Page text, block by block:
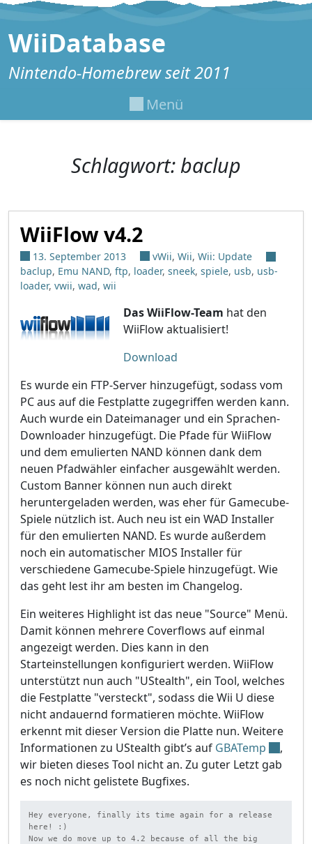
Zum Inhalt springen
WiiDatabase
Nintendo-Homebrew seit 2011
Menü
Schlagwort: baclup
WiiFlow v4.2
13. September 2013 vWii, Wii, Wii: Update
baclup, Emu NAND, ftp, loader, sneek, spiele, usb, usb-
loader, vwii, wad, wii
Das WiiFlow-Team hat den
WiiFlow aktualisiert!
Download
Es wurde ein FTP-Server hinzugefügt, sodass vom
PC aus auf die Festplatte zugegriffen werden kann.
Auch wurde ein Dateimanager und ein Sprachen-
Downloader hinzugefügt. Die Pfade für WiiFlow
und dem emulierten NAND können dank dem
neuen Pfadwähler einfacher ausgewählt werden.
Custom Banner können nun auch direkt
heruntergeladen werden, was eher für Gamecube-
Spiele nützlich ist. Auch neu ist ein WAD Installer
für den emulierten NAND. Es wurde außerdem
noch ein automatischer MIOS Installer für
verschiedene Gamecube-Spiele hinzugefügt. Wie
das geht lest ihr am besten im Changelog.
Ein weiteres Highlight ist das neue "Source" Menü.
Damit können mehrere Coverflows auf einmal
angezeigt werden. Dies kann in den
Starteinstellungen konfiguriert werden. WiiFlow
unterstützt nun auch "UStealth", ein Tool, welches
die Festplatte "versteckt", sodass die Wii U diese
nicht andauernd formatieren möchte. WiiFlow
erkennt mit dieser Version die Platte nun. Weitere
Informationen zu UStealth gibt’s auf GBATemp
,
wir bieten dieses Tool nicht an. Zu guter Letzt gab
es noch nicht gelistete Bugfixes.
Hey everyone, finally its time again for a release
here! :)
Now we do move up to 4.2 because of all the big